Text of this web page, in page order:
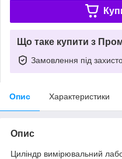
Що таке купити з
Замовлення під
Опис Характеристики
Опис
Циліндр вимірювальний